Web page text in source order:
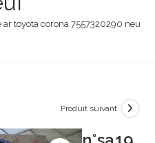
toyota corona 7557320290 neuf
Produit suivant